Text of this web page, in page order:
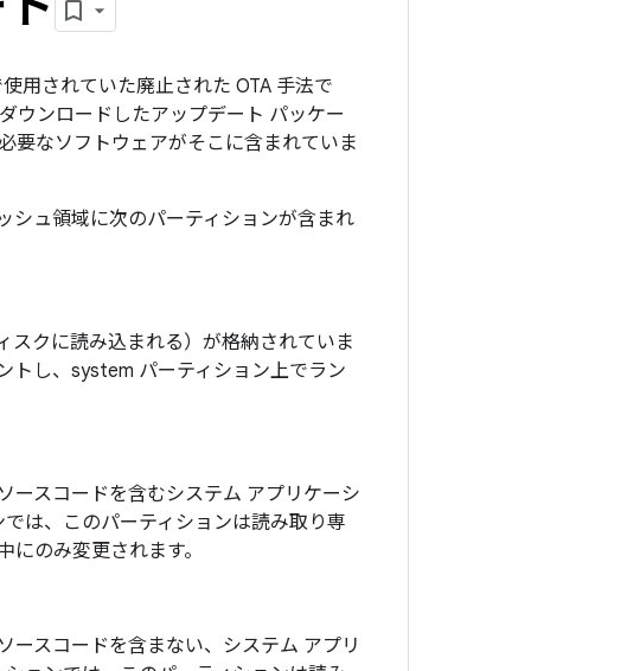
用されていた廃止された OTA 手法で
ウンロードしたアップデート パッケー
要なソフトウェアがそこに含まれていま
シュ領域に次のパーティションが含まれ
スクに読み込まれる）が格納されていま
トし、system パーティション上でラン
ースコードを含むシステム アプリケーシ
は、このパーティションは読み取り専
のみ変更されます。
ースコードを含まない、システム アプリ